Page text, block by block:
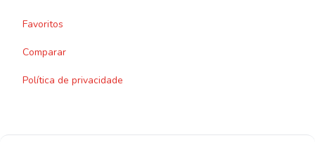
Favoritos
Comparar
Política de privacidade